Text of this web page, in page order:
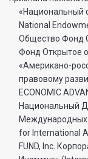
«Национальный
National
Общество Фонд
Фонд Открытое
«Американо-
правовому
ECONOMIC
Национальный
Международных
for International
FUND, Inc.